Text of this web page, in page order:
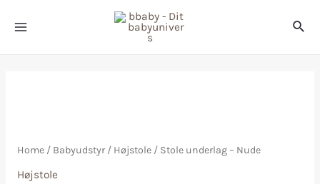
Home/ Babyudstyr/ Højstole/ Stole underlag – Nude
Højstole